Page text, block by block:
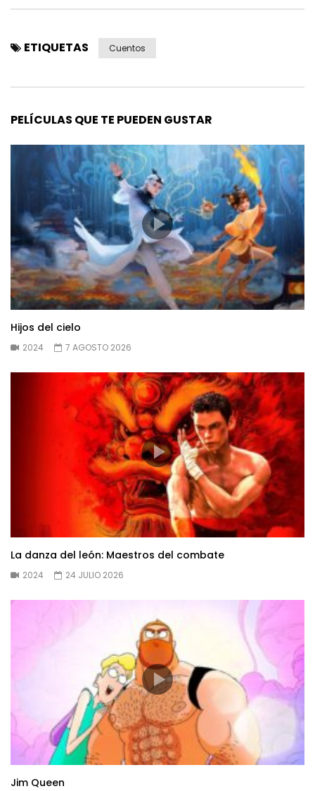
ETIQUETAS Cuentos
PELÍCULAS QUE TE PUEDEN GUSTAR
Hijos del cielo
2024 7 AGOSTO 2026
La danza del león: Maestros del combate
2024 24 JULIO 2026
Jim Queen